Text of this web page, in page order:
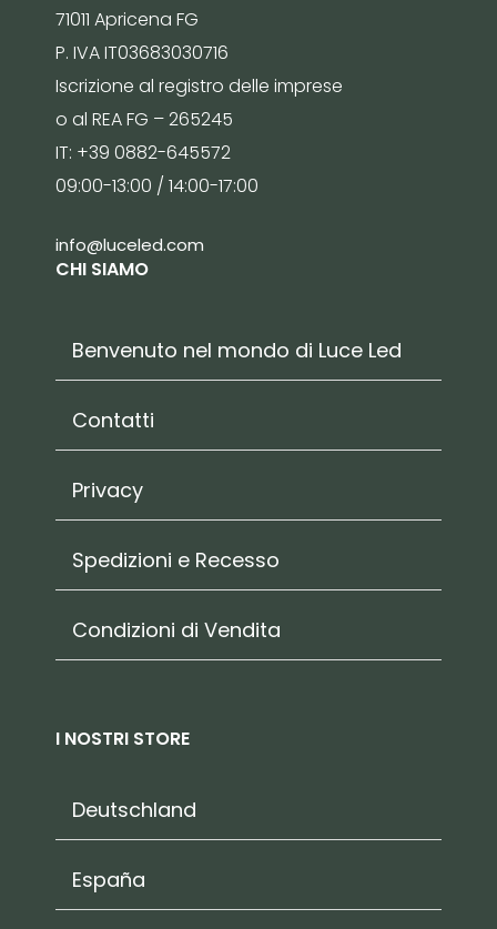
71011 Apricena FG
P. IVA IT03683030716
Iscrizione al registro delle imprese
o al REA FG – 265245
IT: +39 0882-645572
09:00-13:00 / 14:00-17:00
info@luceled.com
CHI SIAMO
Benvenuto nel mondo di Luce Led
Contatti
Privacy
Spedizioni e Recesso
Condizioni di Vendita
I NOSTRI STORE
Deutschland
España